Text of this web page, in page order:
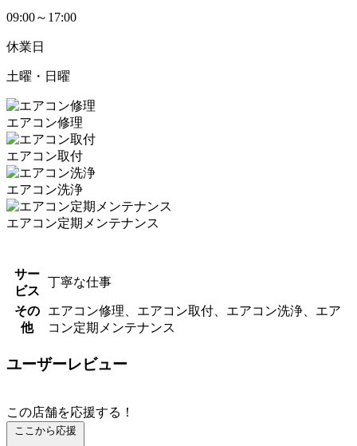
09:00～17:00
休業日
土曜・日曜
エアコン修理
エアコン取付
エアコン洗浄
エアコン定期メンテナンス
サー
ビス
丁寧な仕事
その
他
エアコン修理、エアコン取付、エアコン洗浄、エア
コン定期メンテナンス
ユーザーレビュー
この店舗を応援する！
ここから応援